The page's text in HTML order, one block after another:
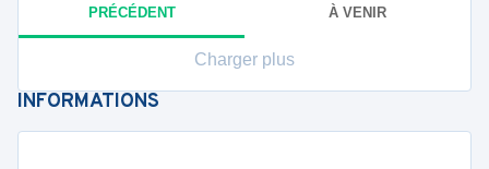
PRÉCÉDENT À VENIR
Charger plus
INFORMATIONS